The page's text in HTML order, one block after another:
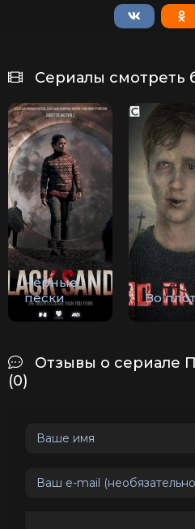
Сериалы смотреть
Чёрные
пески
Во
Отзывы о сериале
(0)